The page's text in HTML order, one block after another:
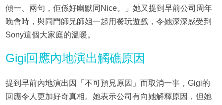
傾一、兩句，佢係好幽默同Nice。」她又提到早前公司周年
晚會時，與同門師兄師姐一起用餐玩遊戲，令她深深感受到
Sony這個大家庭的溫暖。
Gigi回應內地演出觸礁原因
提到早前內地演出因「不可預見原因」而取消一事，Gigi的
回應令人更加好奇真相。她表示公司有向她解釋原因，但她